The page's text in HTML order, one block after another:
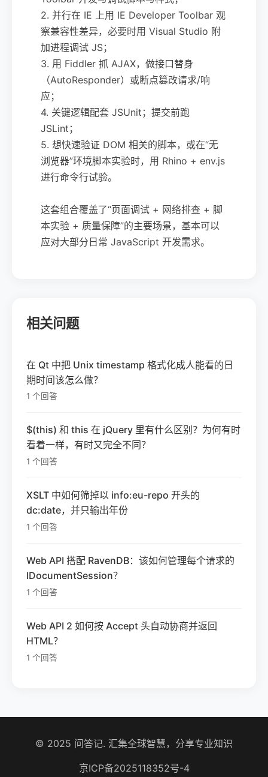
2. 并行在 IE 上用 IE Developer Toolbar 观
察兼容性差异，必要时用 Visual Studio 附
加进程调试 JS；
3. 用 Fiddler 抓 AJAX，做接口替身
（AutoResponder）或断点篡改请求/响
应；
4. 关键逻辑配套 JSUnit；提交前跑
JSLint；
5. 想快速验证 DOM 相关的脚本，或在“无
浏览器”环境脚本实验时，用 Rhino + env.js
进行命令行试验。
这套组合覆盖了“页面调试 + 网络排查 + 脚
本实验 + 质量保障”的主要场景，基本可以
应对大部分日常 JavaScript 开发需求。
相关问题
在 Qt 中把 Unix timestamp 格式化成人能看的日
期时间该怎么做？
1 个回答
$(this) 和 this 在 jQuery 里有什么区别？为何有时
看着一样，有时又完全不同？
1 个回答
XSLT 中如何筛掉以 info:eu-repo 开头的
dc:date，并只输出年份
1 个回答
Web API 搭配 RavenDB：该如何管理每个请求的
IDocumentSession？
1 个回答
Web API 2 如何按 Accept 头自动协商并返回
HTML？
1 个回答
© 2025 问答记. 汇集全球智慧，分享专业知识
京ICP备2025118352号-4